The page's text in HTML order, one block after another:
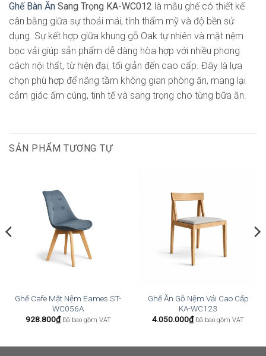
Ghế Bàn Ăn Sang Trọng KA-WC012 là mẫu ghế có thiết kế
cân bằng giữa sự thoải mái, tính thẩm mỹ và độ bền sử
dụng. Sự kết hợp giữa khung gỗ Oak tự nhiên và mặt nệm
bọc vải giúp sản phẩm dễ dàng hòa hợp với nhiều phong
cách nội thất, từ hiện đại, tối giản đến cao cấp. Đây là lựa
chọn phù hợp để nâng tầm không gian phòng ăn, mang lại
cảm giác ấm cúng, tinh tế và sang trọng cho từng bữa ăn.
SẢN PHẨM TƯƠNG TỰ
Ghế Cafe Mặt Nệm Eames ST-
WC056A
928.800₫ Đã bao gồm VAT
Ghế Ăn Gỗ Nệm Vải Cao Cấp
KA-WC123
4.050.000₫ Đã bao gồm VAT